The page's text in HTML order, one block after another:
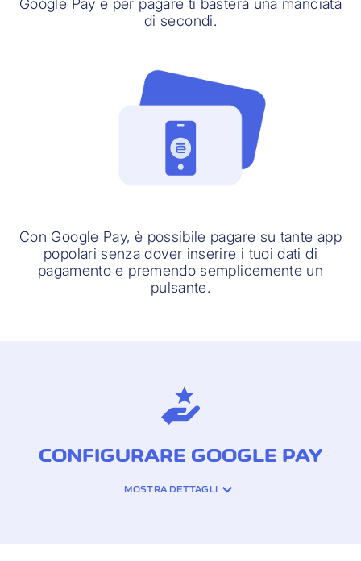
Google Pay e per pagare ti basterà una manciata
di secondi.
Con Google Pay, è possibile pagare su tante app
popolari senza dover inserire i tuoi dati di
pagamento e premendo semplicemente un
pulsante.
CONFIGURARE GOOGLE PAY
MOSTRA DETTAGLI